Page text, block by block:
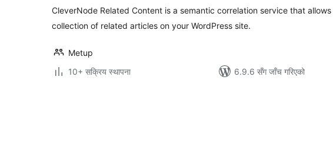
CleverNode Related Content is a semantic correlation service that
collection of related articles on your WordPress site.
Metup
10+ सक्रिय स्थापना
6.9.6 सँग जाँच गरिएको